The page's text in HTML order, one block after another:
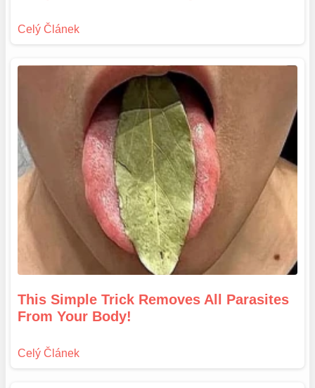
This Simple Trick Removes All Parasites
From Your Body!